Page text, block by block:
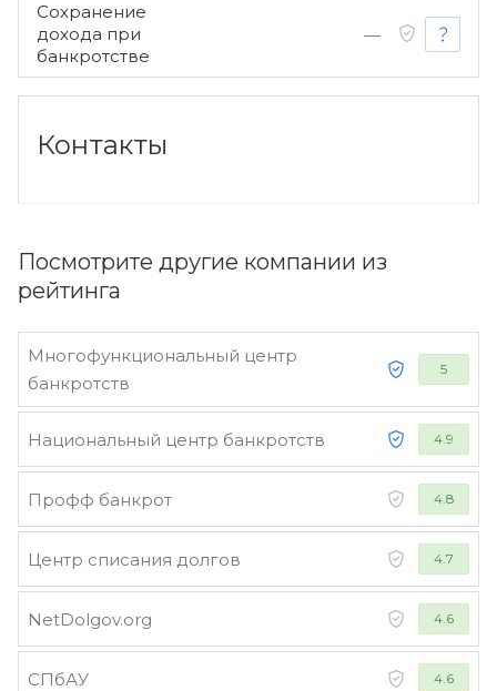
Посмотрите другие компании из
рейтинга
Многофункциональный центр
банкротств
5
Национальный центр банкротств 4.9
Профф банкрот 4.8
Центр списания долгов 4.7
NetDolgov.org 4.6
СПбАУ 4.6
Сохранение
дохода при
банкротстве
—
Контакты